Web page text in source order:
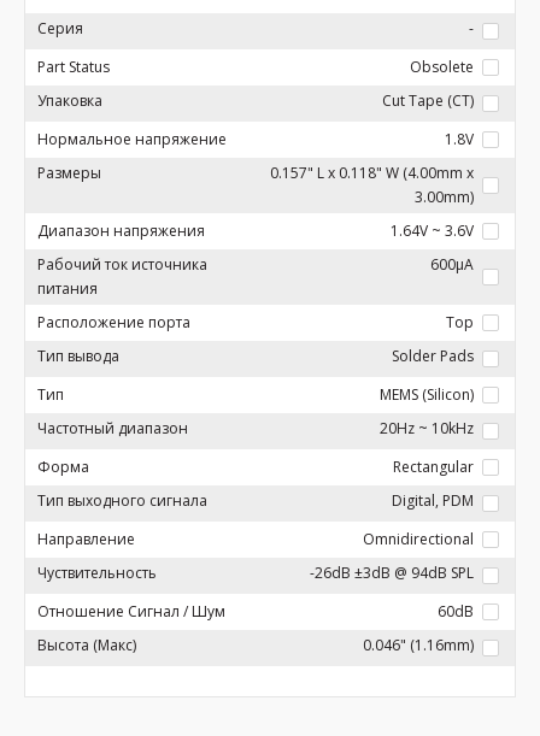
Серия
-
Part Status
Obsolete
Упаковка
Cut Tape (CT)
Нормальное напряжение
1.8V
Размеры
0.157" L x 0.118" W (4.00mm x
3.00mm)
Диапазон напряжения
1.64V ~ 3.6V
Рабочий ток источника
питания
600µA
Расположение порта
Top
Тип вывода
Solder Pads
Тип
MEMS (Silicon)
Частотный диапазон
20Hz ~ 10kHz
Форма
Rectangular
Тип выходного сигнала
Digital, PDM
Направление
Omnidirectional
Чуствительность
-26dB ±3dB @ 94dB SPL
Отношение Сигнал / Шум
60dB
Высота (Макс)
0.046" (1.16mm)